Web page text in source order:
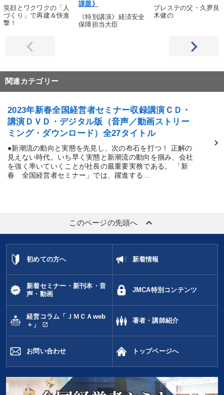
笑顔とワクワクの「人
づくり」で再建＆快進
撃！
課題》
《特別講演》経済安全
保障担当大臣
プレステの父・久夛良
木健の
関連カテゴリー
2023年新春全国経営者セミナー収録講演ＣＤ・
講演ＤＶＤ・デジタル版（音声／動画ストリー
ミング・ダウンロード）全27タイトル
●新潮流の動向と実態を先見し、次の布石を打つ！ 正解の
見えない時代。いち早く実態と新潮流の動向を掴み、会社
を強く率いていくことが社長の最重要実務である。 「新
春 全国経営者セミナー」では、躍進する...
このページの先頭へ keyboard_arrow_up
初めての方へ 新着情報
新着セミナー・新刊本・音
声・動画
JMCA特別コンテンツ
経営コラム「ＪＭＣＡweb
＋」
open_in_new
著者・講師紹介
お問い合わせ トップページへ